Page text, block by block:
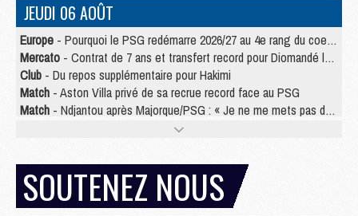
JEUDI 06 AOÛT
Europe - Pourquoi le PSG redémarre 2026/27 au 4e rang du coefficient UEFA
Mercato - Contrat de 7 ans et transfert record pour Diomandé loin du PSG
Club - Du repos supplémentaire pour Hakimi
Match - Aston Villa privé de sa recrue record face au PSG
Match - Ndjantou après Majorque/PSG : « Je ne me mets pas de plafond »
- La deuxième recrue du PSG arrive
Match- Rafel Pol « touché » par l'hommage reçu avant Majorque/PSG
Match- Majorque/PSG (3-0), les performances individuelles
Match- Luis Enrique : « On attend le retour de nos internationaux »
SOUTENEZ NOUS